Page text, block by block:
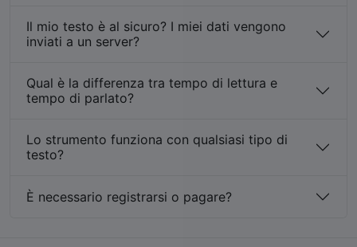
Il mio testo è al sicuro? I miei dati vengono
inviati a un server?
Qual è la differenza tra tempo di lettura e
tempo di parlato?
Lo strumento funziona con qualsiasi tipo di
testo?
È necessario registrarsi o pagare?